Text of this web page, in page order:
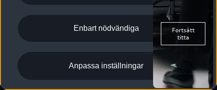
Lediga tjänster huvudkontor
Lediga tjänster hos Audi Återförsäljare
Kommentar till mediauppgifter om dataläcka
Enbart nödvändiga
Anpassa inställningar